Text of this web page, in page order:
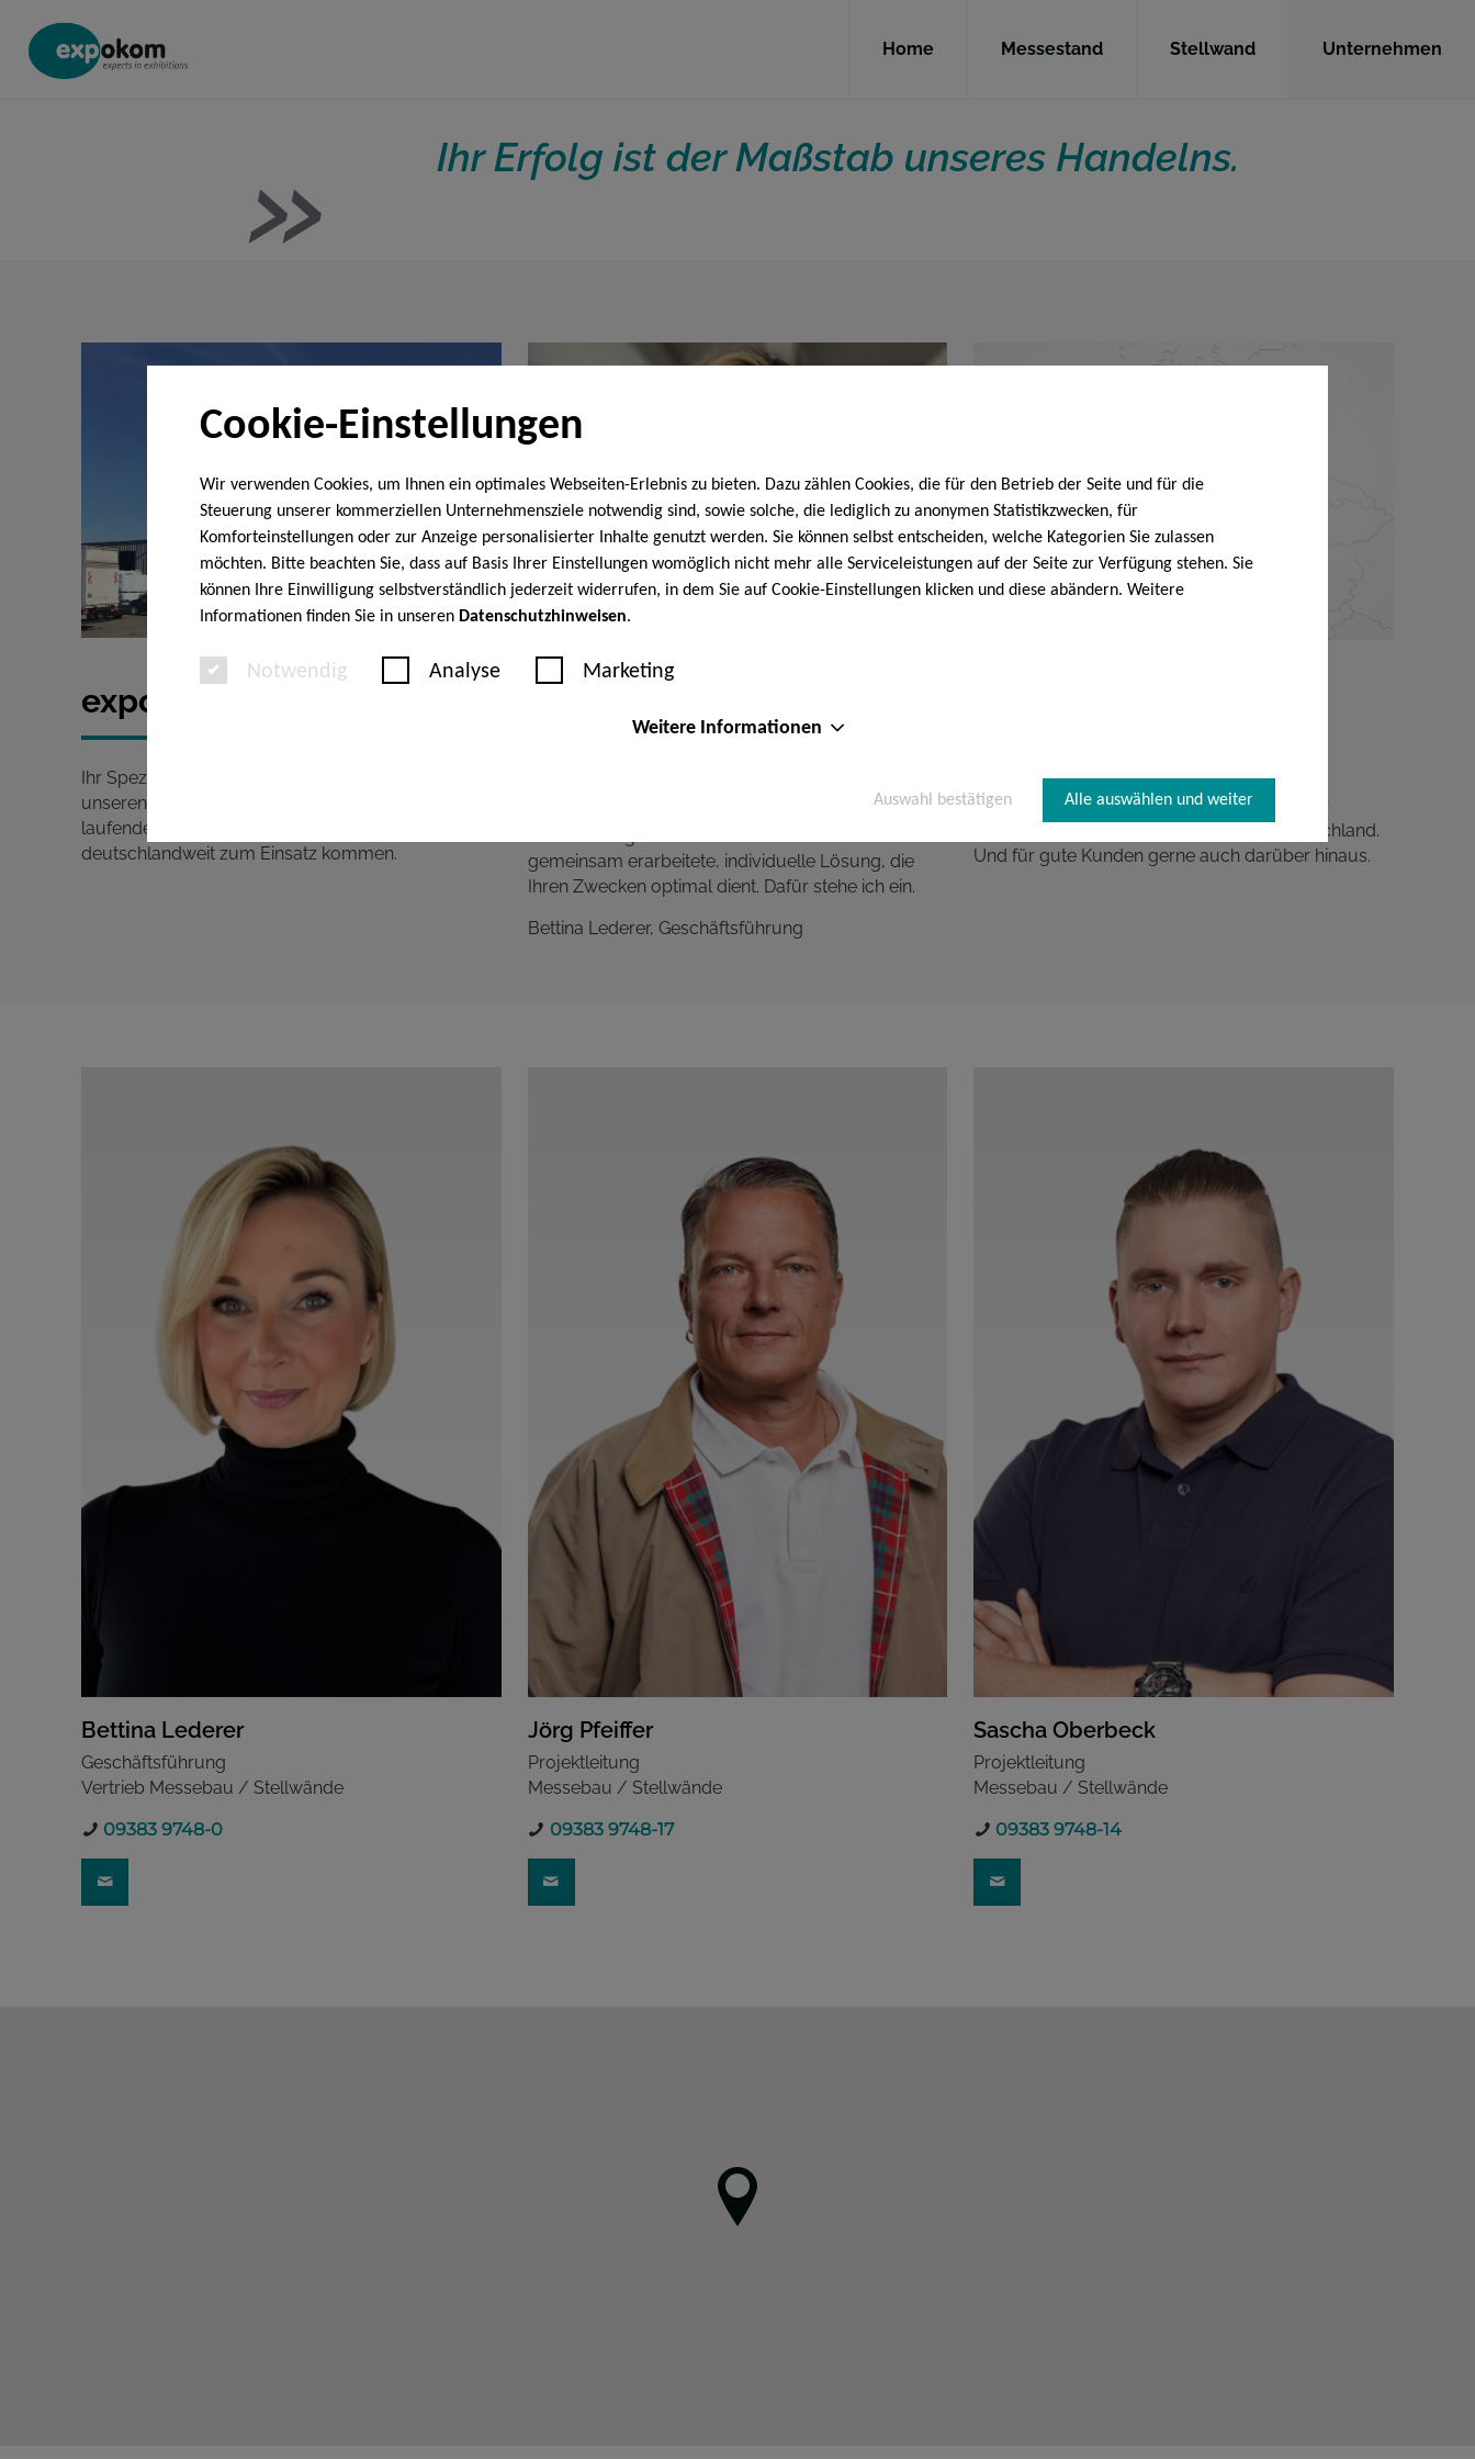
Cookie-Einstellungen
Wir verwenden Cookies, um Ihnen ein optimales Webseiten-Erlebnis zu bieten. Dazu zählen Cookies, die für den Betrieb der Seite und für die
Steuerung unserer kommerziellen Unternehmensziele notwendig sind, sowie solche, die lediglich zu anonymen Statistikzwecken, für
Komforteinstellungen oder zur Anzeige personalisierter Inhalte genutzt werden. Sie können selbst entscheiden, welche Kategorien Sie zulassen
möchten. Bitte beachten Sie, dass auf Basis Ihrer Einstellungen womöglich nicht mehr alle Serviceleistungen auf der Seite zur Verfügung stehen. Sie
können Ihre Einwilligung selbstverständlich jederzeit widerrufen, in dem Sie auf Cookie-Einstellungen klicken und diese abändern. Weitere
Informationen finden Sie in unseren Datenschutzhinweisen.
Notwendig Analyse Marketing
Weitere Informationen
Auswahl bestätigen Alle auswählen und weiter
Home Messestand Stellwand Unternehmen
Ihr Erfolg ist der Maßstab unseres Handelns.
expokom GmbH
Ihr Spezialist für Stellwände und Messebau. In
unseren Büro- und Lagerräumen lagern viele
laufende Meter System- und Stellwandmaterial die
deutschlandweit zum Einsatz kommen.
es keine Lösung von der Stange und kein Konzept
gemeinsam erarbeitete, individuelle Lösung, die
Ihren Zwecken optimal dient. Dafür stehe ich ein.
Bettina Lederer, Geschäftsführung
Mitten in Deutschland, direkt an der A3. Von
Wiesentheid aus bedienen und betreuen wir
Messen und Veranstaltungen in ganz Deutschland.
Und für gute Kunden gerne auch darüber hinaus.
Bettina Lederer
Geschäftsführung
Vertrieb Messebau / Stellwände
09383 9748-0
Jörg Pfeiffer
Projektleitung
Messebau / Stellwände
09383 9748-17
Sascha Oberbeck
Projektleitung
Messebau / Stellwände
09383 9748-14